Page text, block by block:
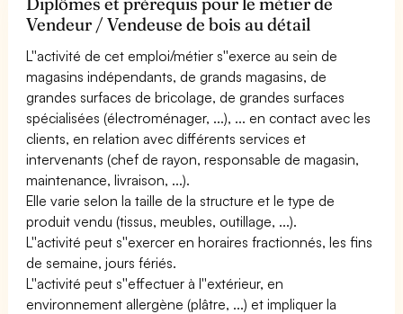
Vendeur / Vendeuse de bois au détail
L''activité de cet emploi/métier s''exerce au sein de
magasins indépendants, de grands magasins, de
grandes surfaces de bricolage, de grandes surfaces
spécialisées (électroménager, ...), ... en contact avec les
clients, en relation avec différents services et
intervenants (chef de rayon, responsable de magasin,
maintenance, livraison, ...).
Elle varie selon la taille de la structure et le type de
produit vendu (tissus, meubles, outillage, ...).
L''activité peut s''exercer en horaires fractionnés, les fins
de semaine, jours fériés.
L''activité peut s''effectuer à l''extérieur, en
environnement allergène (plâtre, ...) et impliquer la